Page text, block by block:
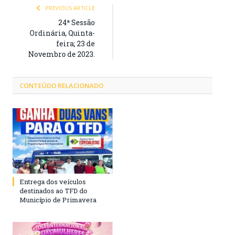
PREVIOUS ARTICLE
24ª Sessão
Ordinária, Quinta-
feira; 23 de
Novembro de 2023.
CONTEÚDO RELACIONADO
Entrega dos veículos
destinados ao TFD do
Município de Primavera